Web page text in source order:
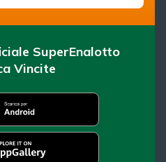
SuperEnalotto
Vincite